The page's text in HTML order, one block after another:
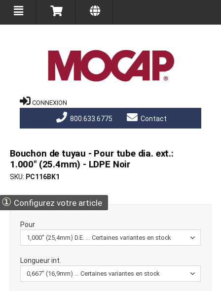
CONNEXION
800.633.6775 Contact
Bouchon de tuyau - Pour tube dia. ext.:
1.000" (25.4mm) - LDPE Noir
SKU PC116BK1
① Configurez votre article
Pour
Longueur int.